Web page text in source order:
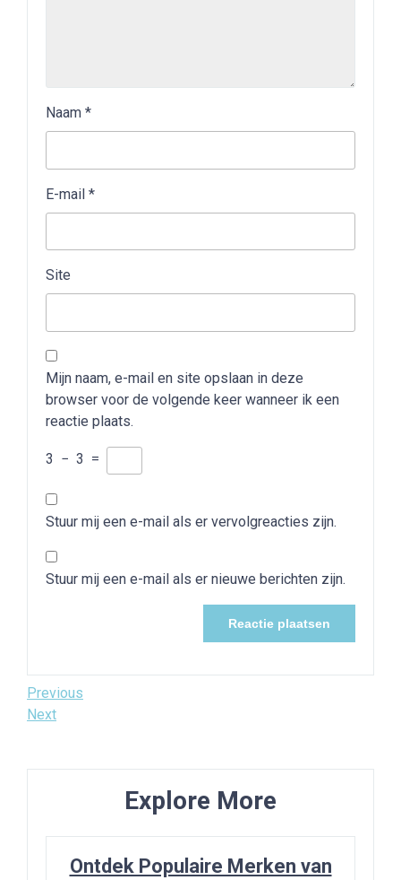
Naam *
E-mail *
Site
Mijn naam, e-mail en site opslaan in deze
browser voor de volgende keer wanneer ik een
reactie plaats.
3 − 3 =
Stuur mij een e-mail als er vervolgreacties zijn.
Stuur mij een e-mail als er nieuwe berichten zijn.
Bericht
navigatie
Previous
Post
Previous
Next
Next
Explore More
Ontdek Populaire Merken van